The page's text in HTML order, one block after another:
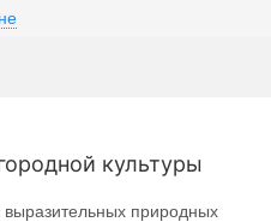
культуры
природных